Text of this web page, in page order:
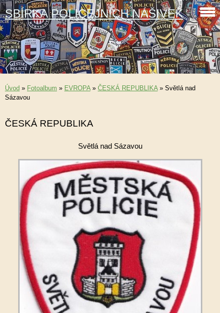
SBÍRKA POLICEJNÍCH NÁŠIVEK
Úvod » Fotoalbum » EVROPA» ČESKÁ REPUBLIKA» Světlá nad
Sázavou
ČESKÁ REPUBLIKA
Světlá nad Sázavou